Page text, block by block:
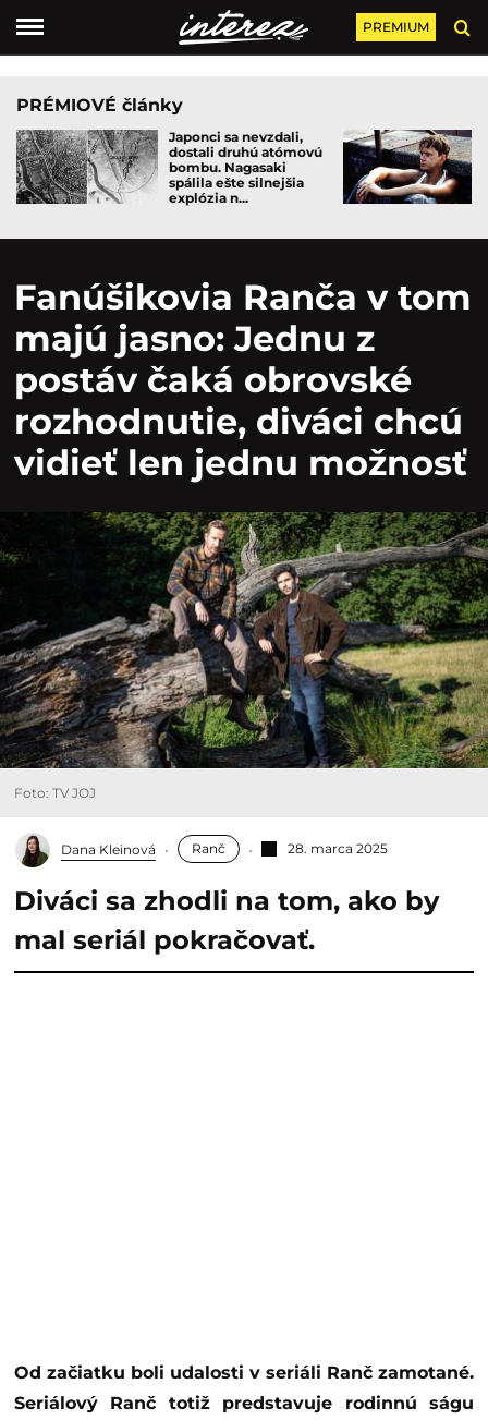
PREMIUM
PRÉMIOVÉ články
Japonci sa nevzdali,
dostali druhú atómovú
bombu. Nagasaki
spálila ešte silnejšia
explózia n...
Fanúšikovia Ranča v tom
majú jasno: Jednu z
postáv čaká obrovské
rozhodnutie, diváci chcú
vidieť len jednu možnosť
Foto: TV JOJ
Dana Kleinová Ranč 28. marca 2025
Diváci sa zhodli na tom, ako by
mal seriál pokračovať.
Od začiatku boli udalosti v seriáli Ranč zamotané.
Seriálový Ranč totiž predstavuje rodinnú ságu